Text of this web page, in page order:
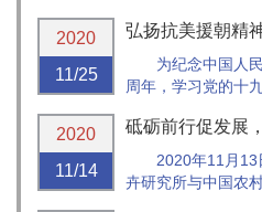
党支部开展党日活
影《金刚川》，党
加。
2020
11/25
弘扬抗美援朝精
为纪念中国人
周年，学习党的十
历史，奋勇前行”为
2020
11/14
砥砺前行促发展
2020年11月13
卉研究所与中国农